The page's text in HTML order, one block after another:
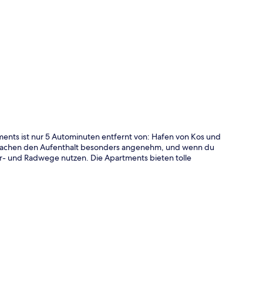
ist nur 5 Autominuten entfernt von: Hafen von Kos und
den Aufenthalt besonders angenehm, und wenn du
und Radwege nutzen. Die Apartments bieten tolle